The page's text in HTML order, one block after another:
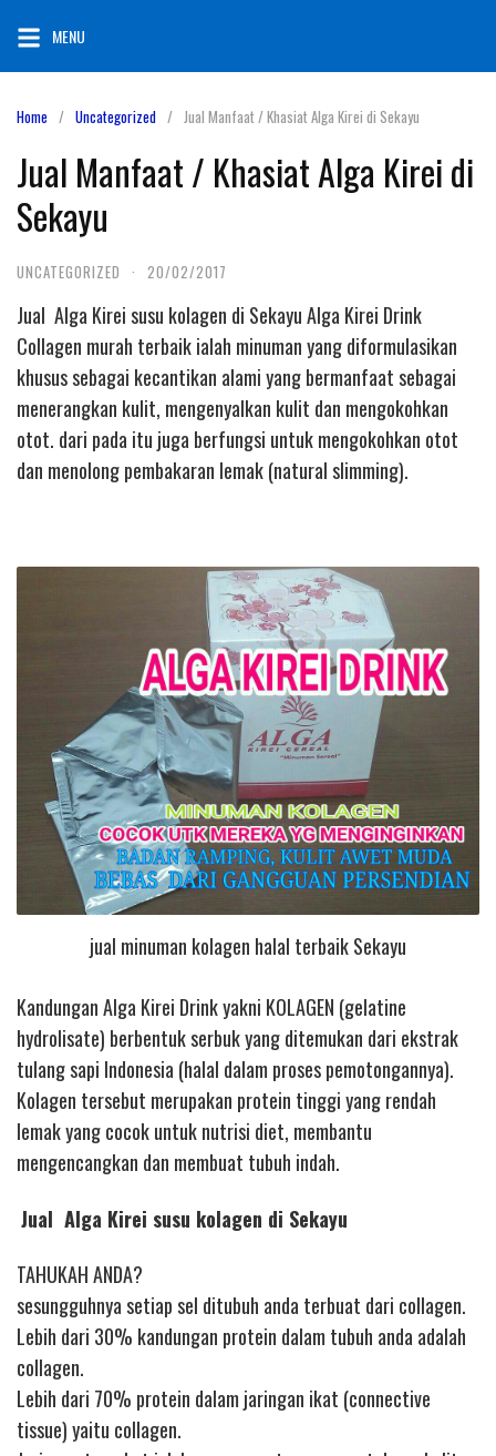
content
MENU
Home Uncategorized Jual Manfaat / Khasiat Alga Kirei di Sekayu
Jual Manfaat / Khasiat Alga Kirei di
Sekayu
UNCATEGORIZED · 20/02/2017
Jual Alga Kirei susu kolagen di Sekayu Alga Kirei Drink
Collagen murah terbaik ialah minuman yang diformulasikan
khusus sebagai kecantikan alami yang bermanfaat sebagai
menerangkan kulit, mengenyalkan kulit dan mengokohkan
otot. dari pada itu juga berfungsi untuk mengokohkan otot
dan menolong pembakaran lemak (natural slimming).
jual minuman kolagen halal terbaik Sekayu
Kandungan Alga Kirei Drink yakni KOLAGEN (gelatine
hydrolisate) berbentuk serbuk yang ditemukan dari ekstrak
tulang sapi Indonesia (halal dalam proses pemotongannya).
Kolagen tersebut merupakan protein tinggi yang rendah
lemak yang cocok untuk nutrisi diet, membantu
mengencangkan dan membuat tubuh indah.
Jual Alga Kirei susu kolagen di Sekayu
TAHUKAH ANDA?
sesungguhnya setiap sel ditubuh anda terbuat dari collagen.
Lebih dari 30% kandungan protein dalam tubuh anda adalah
collagen.
Lebih dari 70% protein dalam jaringan ikat (connective
tissue) yaitu collagen.